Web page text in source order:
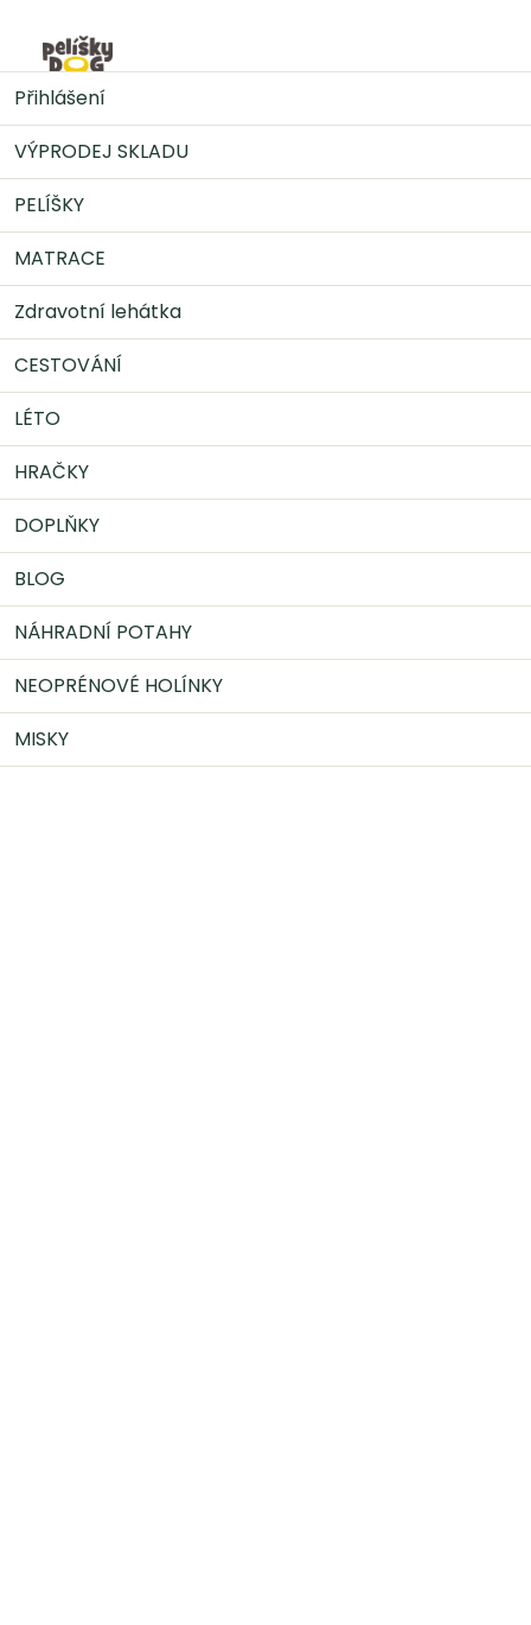
obsah
VÝPRODEJ SKLADU
PELÍŠKY
MATRACE
Zdravotní lehátka
CESTOVÁNÍ
LÉTO
HRAČKY
DOPLŇKY
BLOG
NÁHRADNÍ POTAHY
NEOPRÉNOVÉ HOLÍNKY
MISKY
Přihlášení
PELÍŠKY